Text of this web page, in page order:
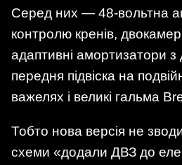
Серед них — 48-вольтна
контролю кренів,
адаптивні амортизатори
передня підвіска на
важелях і великі гальма
Тобто нова версія не
схеми «додали ДВЗ до